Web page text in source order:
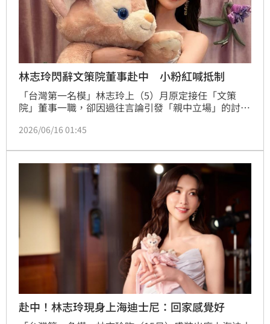
林志玲閃辭文策院董事赴中 小粉紅喊抵制
「台灣第一名模」林志玲上（5）月原定接任「文策
院」董事一職，卻因過往言論引發「親中立場」的討
務。事隔近一個月，她昨（15）日出席上海迪士尼10
2026/06/16 01:45
赴中！林志玲現身上海迪士尼：回家感覺好